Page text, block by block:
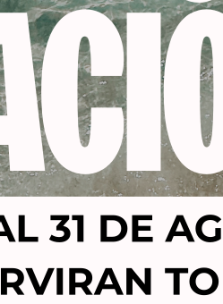
Productos relacionados
-24%